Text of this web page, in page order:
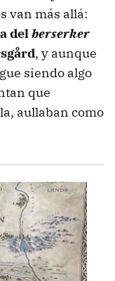
van más allá:
delberserker
, y aunque
siendo algo
que
aullaban como